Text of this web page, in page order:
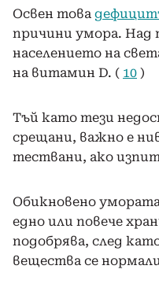
Освен това
причини умора. Над
населението на
на витамин D. ( 10 )
Тъй като тези
срещани, важно е
тествани, ако
Обикновено
едно или повече
подобрява, след
вещества се